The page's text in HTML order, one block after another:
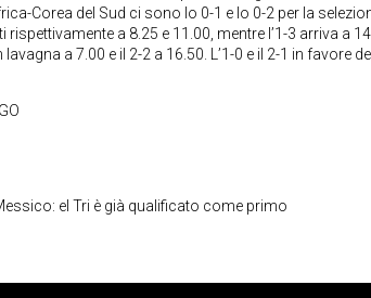
Corea del Sud ci sono lo 0-1 e lo 0-2 per la
a 8.25 e 11.00, mentre l’1-3 arriva a
lavagna a 7.00 e il 2-2 a 16.50. L’1-0 e il 2-1 in
el Tri è già qualificato come primo